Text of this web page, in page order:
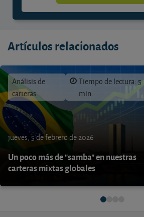
Artículos relacionados
Análisis de
carteras
Tiempo de lectura: 5
min.
jueves, 5 de febrero de 2026
Un poco más de "samba" en nuestras
carteras mixtas globales